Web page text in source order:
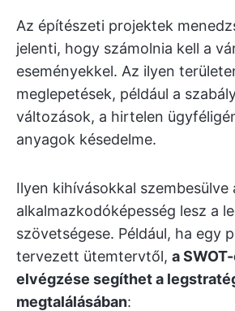
Az építészeti projektek
jelenti, hogy számolnia kell a
eseményekkel. Az ilyen
meglepetések, például a
változások, a hirtelen
anyagok késedelme.
Ilyen kihívásokkal szembesülve
alkalmazkodóképesség lesz a
szövetségese. Például, ha egy
tervezett ütemtervtől, a
elvégzése segíthet a
megtalálásában: